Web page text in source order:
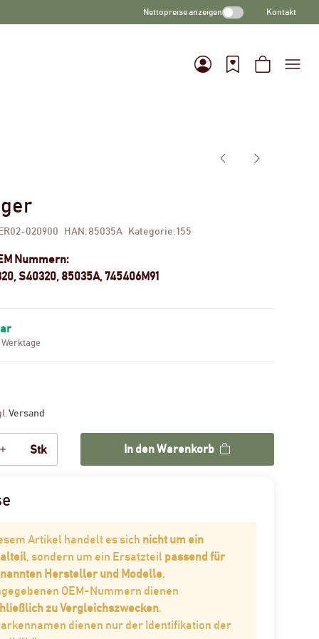
Nettopreise anzeigen Kontakt
ER02-020900 HAN: 85035A Kategorie:155
Nummern:
S40320, 85035A, 745406M91
Werktage
Versand
Stk In den Warenkorb
Artikel handelt es sich nicht um ein
, sondern um ein Ersatzteil passend für
Hersteller und Modelle.
OEM-Nummern dienen
zu Vergleichszwecken.
dienen nur der Identifikation der